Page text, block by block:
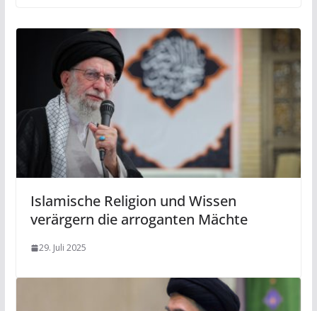
Islamische Religion und Wissen
verärgern die arroganten Mächte
29. Juli 2025